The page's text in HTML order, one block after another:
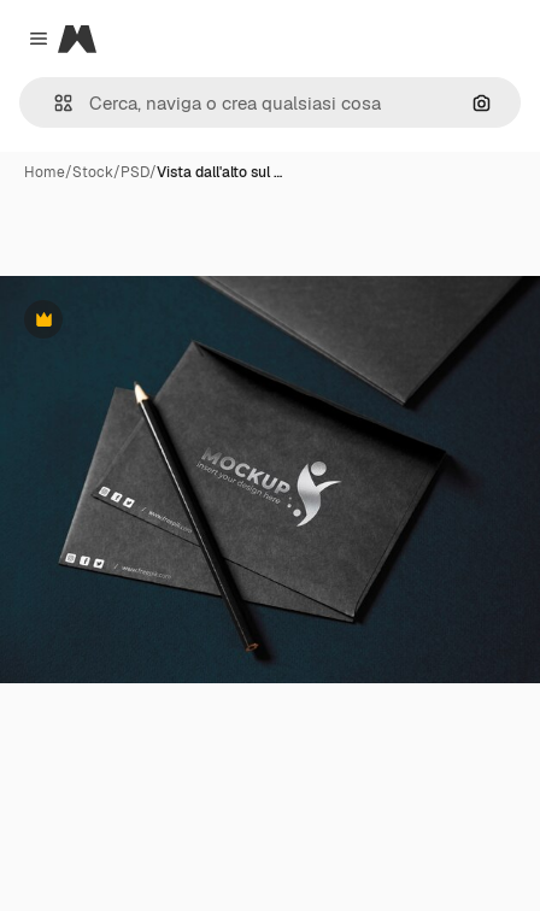
Close menu
Magnific
Cerca
Home/Stock/PSD/Vista dall'alto sul …
Premium